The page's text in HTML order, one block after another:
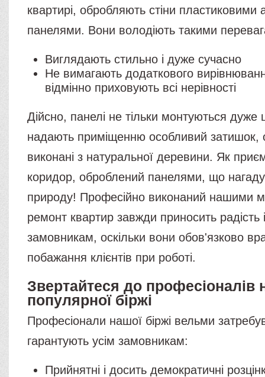
квартирі, обробляють стіни
панелями. Вони володіють такими
Виглядають стильно і дуже сучасно
Не вимагають додаткового
відмінно приховують всі нерівності
Дійсно, панелі не тільки монтуються дуже
надають приміщенню особливий затишок,
виконані з натуральної деревини. Як
коридор, оброблений панелями, що
природу! Професійно виконаний нашими
ремонт квартир завжди приносить радість
замовникам, оскільки вони обов'язково
побажання клієнтів при роботі.
Звертайтеся до професіоналів
популярної біржі
Професіонали нашої біржі вельми
гарантують усім замовникам:
Прийнятні і досить демократичні